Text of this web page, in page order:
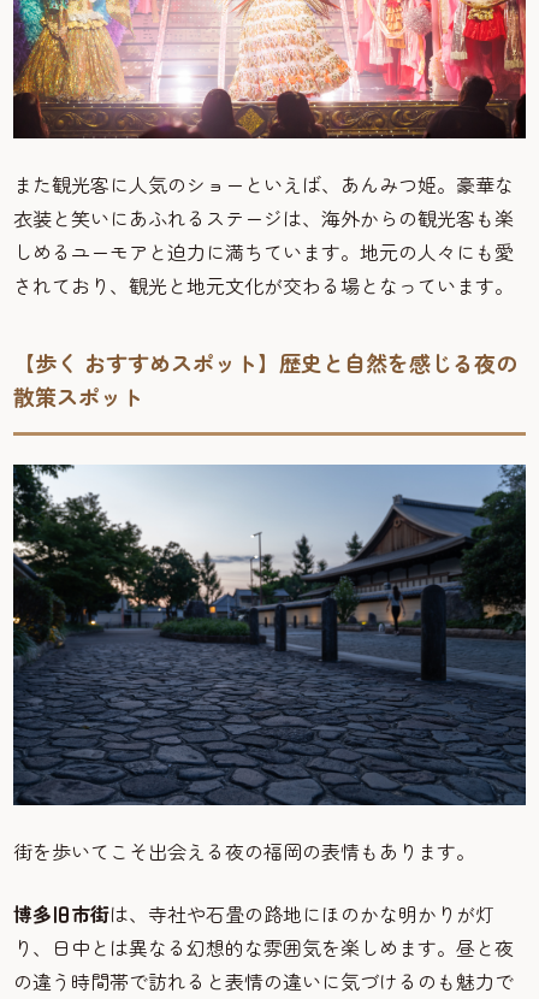
また観光客に人気のショーといえば、あんみつ姫。豪華な
衣装と笑いにあふれるステージは、海外からの観光客も楽
しめるユーモアと迫力に満ちています。地元の人々にも愛
されており、観光と地元文化が交わる場となっています。
【歩く おすすめスポット】歴史と自然を感じる夜の
散策スポット
街を歩いてこそ出会える夜の福岡の表情もあります。
博多旧市街は、寺社や石畳の路地にほのかな明かりが灯
り、日中とは異なる幻想的な雰囲気を楽しめます。昼と夜
の違う時間帯で訪れると表情の違いに気づけるのも魅力で